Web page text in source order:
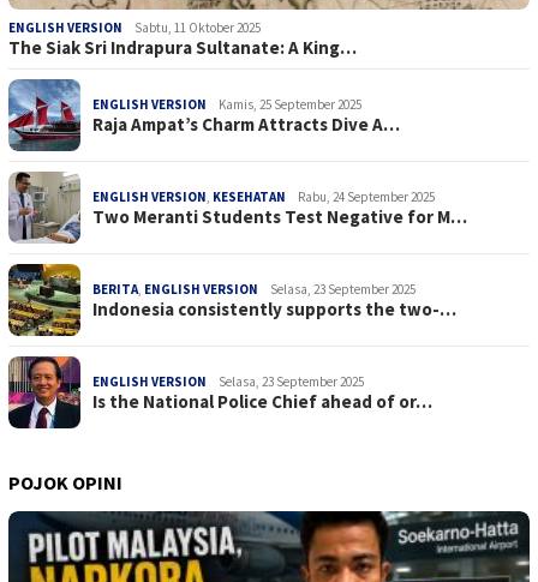
ENGLISH VERSION Sabtu, 11 Oktober 2025
The Siak Sri Indrapura Sultanate: A King…
ENGLISH VERSION Kamis, 25 September 2025
Raja Ampat’s Charm Attracts Dive A…
ENGLISH VERSION KESEHATAN Rabu, 24 September 2025
Two Meranti Students Test Negative for M…
BERITA ENGLISH VERSION Selasa, 23 September 2025
Indonesia consistently supports the two-…
ENGLISH VERSION Selasa, 23 September 2025
Is the National Police Chief ahead of or…
POJOK OPINI